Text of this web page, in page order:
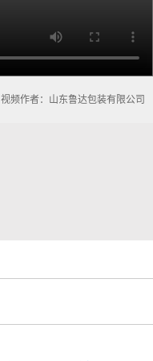
视频作者：山东鲁达包装有限公司